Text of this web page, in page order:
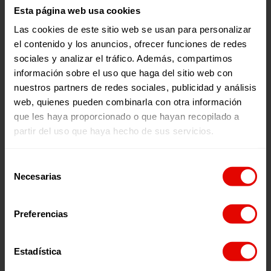
Esta página web usa cookies
Las cookies de este sitio web se usan para personalizar
el contenido y los anuncios, ofrecer funciones de redes
sociales y analizar el tráfico. Además, compartimos
información sobre el uso que haga del sitio web con
nuestros partners de redes sociales, publicidad y análisis
web, quienes pueden combinarla con otra información
que les haya proporcionado o que hayan recopilado a
partir del uso que haya hecho de sus servicios.
Necesarias
Preferencias
Estadística
150
Millones de niñas
han sufrido violencia
sexual